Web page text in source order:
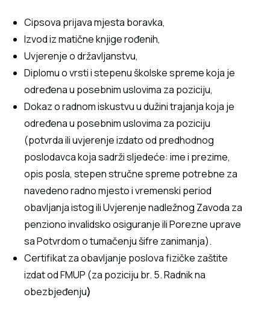
Cipsova prijava mjesta boravka,
Izvod iz matične knjige rođenih,
Uvjerenje o državljanstvu,
Diplomu o vrsti i stepenu školske spreme koja je
određena u posebnim uslovima za poziciju,
Dokaz o radnom iskustvu u dužini trajanja koja je
određena u posebnim uslovima za poziciju
(potvrda ili uvjerenje izdato od predhodnog
poslodavca koja sadrži sljedeće: ime i prezime,
opis posla, stepen stručne spreme potrebne za
navedeno radno mjesto i vremenski period
obavljanja istog ili Uvjerenje nadležnog Zavoda za
penziono invalidsko osiguranje ili Porezne uprave
sa Potvrdom o tumačenju šifre zanimanja).
Certifikat za obavljanje poslova fizičke zaštite
izdat od FMUP (za poziciju br. 5. Radnik na
obezbjeđenju)